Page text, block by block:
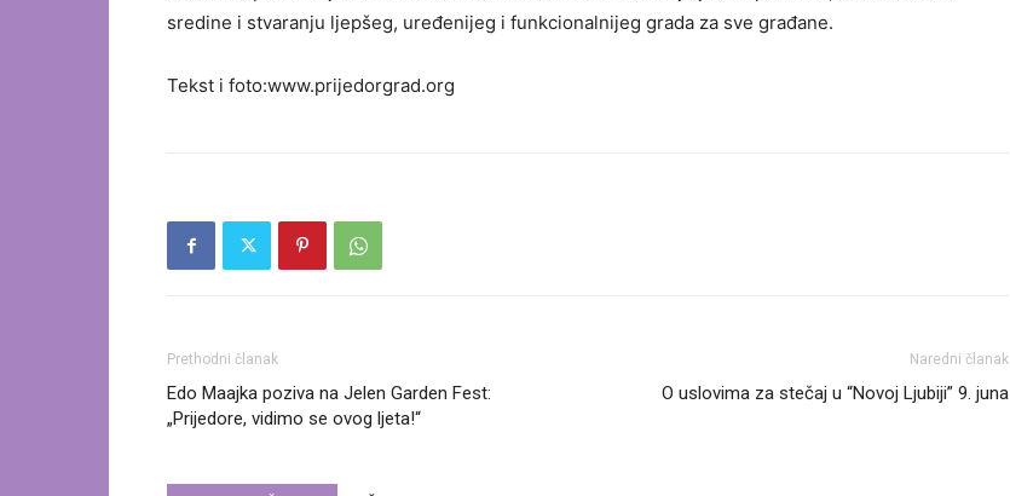
sredine i stvaranju ljepšeg, uređenijeg i funkcionalnijeg grada za sve građane.
Tekst i foto:www.prijedorgrad.org
Prethodni članak
Edo Maajka poziva na Jelen Garden Fest:
„Prijedore, vidimo se ovog ljeta!“
Naredni članak
O uslovima za stečaj u “Novoj Ljubiji” 9. juna